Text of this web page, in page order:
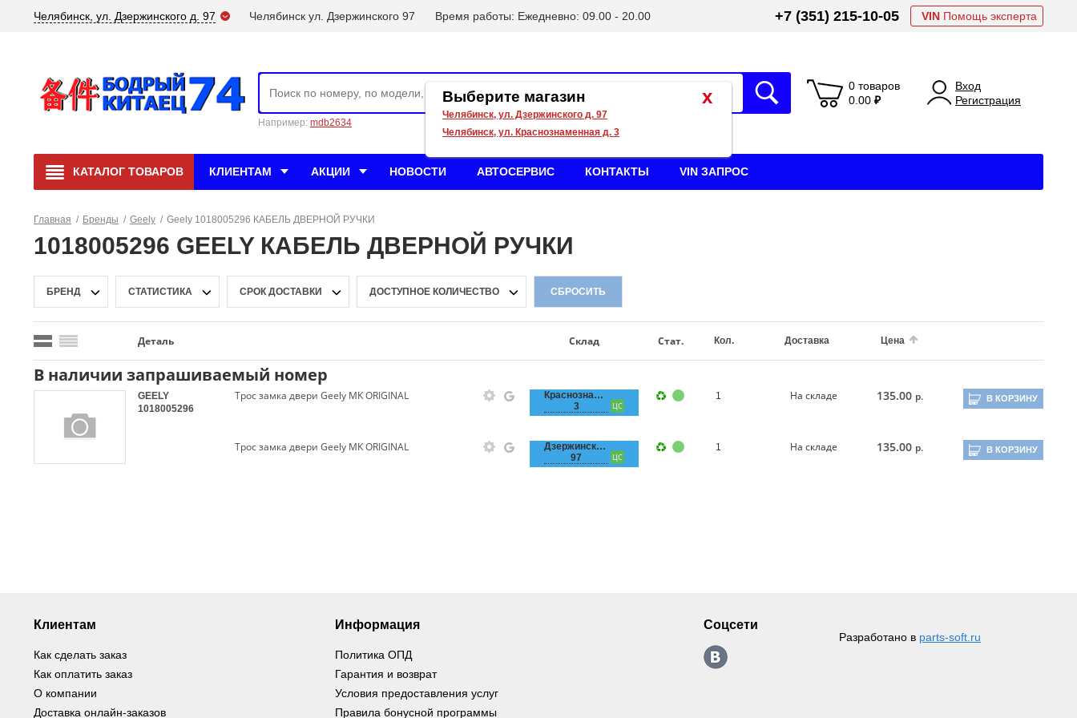
Челябинск, ул. Дзержинского д. 97 Челябинск ул. Дзержинского 97 Время работы: Ежедневно: 09.00 - 20.00 +7 (351) 215-10-05 VIN Помощь эксперта
Например: mdb2634
0 товаров
0.00 ₽
Вход
Регистрация
КАТАЛОГ ТОВАРОВ КЛИЕНТАМ АКЦИИ НОВОСТИ АВТОСЕРВИС КОНТАКТЫ VIN ЗАПРОС
Главная / Бренды / Geely / Geely 1018005296 КАБЕЛЬ ДВЕРНОЙ РУЧКИ
1018005296 GEELY КАБЕЛЬ ДВЕРНОЙ РУЧКИ
БРЕНД СТАТИСТИКА СРОК ДОСТАВКИ ДОСТУПНОЕ КОЛИЧЕСТВО СБРОСИТЬ
Деталь Склад Стат. Кол. Доставка Цена
В наличии запрашиваемый номер
GEELY
1018005296
Трос замка двери Geely MK ORIGINAL
Краснознаменная,
3
ЦС
1 На складе 135.00 р. В КОРЗИНУ
Трос замка двери Geely MK ORIGINAL
Дзержинского,
97
ЦС
1 На складе 135.00 р. В КОРЗИНУ
Клиентам
Как сделать заказ
Как оплатить заказ
О компании
Доставка онлайн-заказов
Информация
Политика ОПД
Гарантия и возврат
Условия предоставления услуг
Правила бонусной программы
Соцсети
Разработано в parts-soft.ru
x
Выберите магазин
Челябинск, ул. Дзержинского д. 97
Челябинск, ул. Краснознаменная д. 3